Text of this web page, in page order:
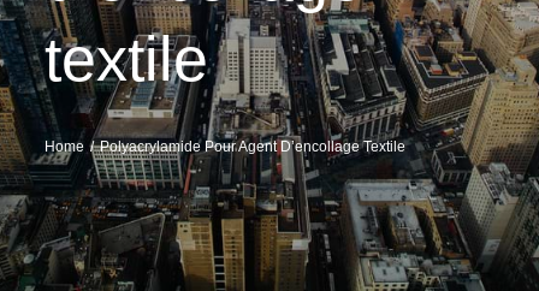
textile
Home Polyacrylamide Pour Agent D’encollage Textile